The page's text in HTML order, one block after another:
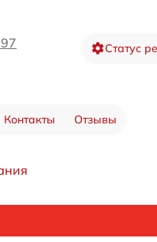
Статус
Контакты Отзывы